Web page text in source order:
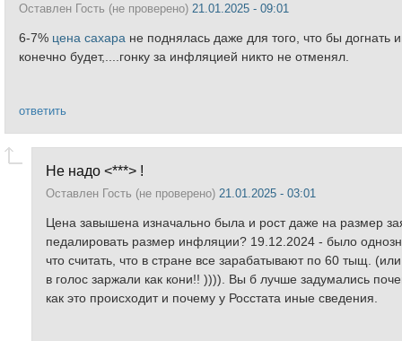
Оставлен Гость (не проверено) 21.01.2025 - 09:01
6-7% цена сахара не поднялась даже для того, что бы
конечно будет,....гонку за инфляцией никто не отменял.
ответить
Не надо <***> !
Оставлен Гость (не проверено) 21.01.2025 - 03:01
Цена завышена изначально была и рост даже на размер
педалировать размер инфляции? 19.12.2024 - было
что считать, что в стране все зарабатывают по 60 тыщ.
в голос заржали как кони!! )))). Вы б лучше задумались
как это происходит и почему у Росстата иные сведения.